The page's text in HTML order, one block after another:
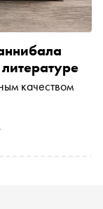
качеством